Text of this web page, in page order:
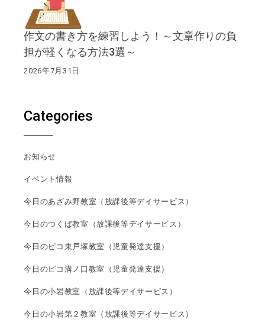
作文の書き方を練習しよう！～文章作りの負
担が軽くなる方法3選～
2026年7月31日
Categories
お知らせ
イベント情報
今日のあざみ野教室（放課後等デイサービス）
今日のつくば教室（放課後等デイサービス）
今日のピコ東戸塚教室（児童発達支援）
今日のピコ溝ノ口教室（児童発達支援）
今日の小岩教室（放課後等デイサービス）
今日の小岩第２教室（放課後等デイサービス）